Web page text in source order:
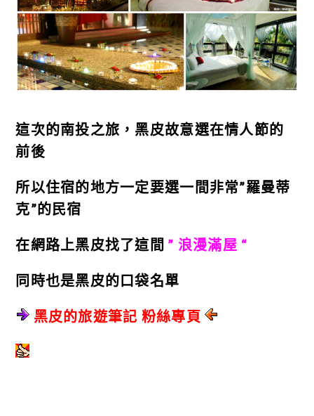
這次的南投之旅，黑皮故意選在情人節的
前後
所以住宿的地方一定要選一間非常”羅曼蒂
克”的民宿
在網路上黑皮找了這間 ” 浪漫滿屋 “
同時也是黑皮的口袋名單
黑皮的旅遊筆記 粉絲專頁